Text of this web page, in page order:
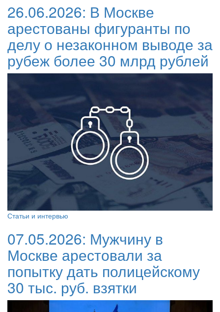
26.06.2026: В Москве
арестованы фигуранты по
делу о незаконном выводе за
рубеж более 30 млрд рублей
Статьи и интервью
07.05.2026: Мужчину в
Москве арестовали за
попытку дать полицейскому
30 тыс. руб. взятки